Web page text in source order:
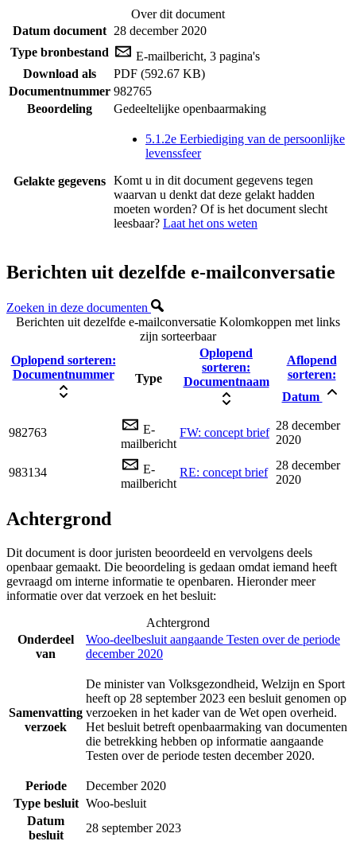
Over dit document
Datum document 28 december 2020
Type bronbestand
E-mailbericht, 3 pagina's
Download als
PDF (592.67 KB)
Documentnummer 982765
Beoordeling
Gedeeltelijke openbaarmaking
Gelakte gegevens
5.1.2e Eerbiediging van de persoonlijke
levenssfeer
Komt u in dit document gegevens tegen
waarvan u denkt dat deze gelakt hadden
moeten worden? Of is het document slecht
leesbaar? Laat het ons weten
Berichten uit dezelfde e-mailconversatie
Zoeken in deze documenten
Berichten uit dezelfde e-mailconversatie Kolomkoppen met links
zijn sorteerbaar
Oplopend sorteren:
Documentnummer
Type
Oplopend
sorteren:
Documentnaam
Aflopend
sorteren:
Datum
982763
E-
mailbericht
FW: concept brief
28 december
2020
983134
E-
mailbericht
RE: concept brief
28 december
2020
Achtergrond
Dit document is door juristen beoordeeld en vervolgens deels
openbaar gemaakt. Die beoordeling is gedaan omdat iemand heeft
gevraagd om interne informatie te openbaren. Hieronder meer
informatie over dat verzoek en het besluit:
Achtergrond
Onderdeel
van
Woo-deelbesluit aangaande Testen over de periode
december 2020
Samenvatting
verzoek
De minister van Volksgezondheid, Welzijn en Sport
heeft op 28 september 2023 een besluit genomen op
verzoeken in het kader van de Wet open overheid.
Het besluit betreft openbaarmaking van documenten
die betrekking hebben op informatie aangaande
Testen over de periode testen december 2020.
Periode
December 2020
Type besluit Woo-besluit
Datum
besluit
28 september 2023